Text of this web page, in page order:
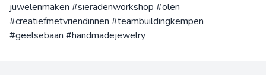
juwelenmaken #sieradenworkshop #olen
#creatiefmetvriendinnen #teambuildingkempen
#geelsebaan #handmadejewelry